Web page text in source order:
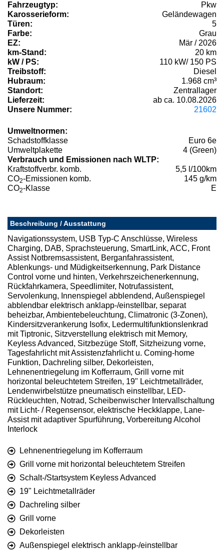
Fahrzeugtyp:
Pkw
Karosserieform:
Geländewagen
Türen:
5
Farbe:
Grau
EZ:
Mär / 2026
km-Stand:
20 km
kW / PS:
110 kW/ 150 PS
Treibstoff:
Diesel
Hubraum:
1.968 cm³
Standort:
Zentrallager
Lieferzeit:
ab ca. 10.08.2026
Unsere Nummer:
21602
Umweltnormen:
Schadstoffklasse
Euro 6e
Umweltplakette
4 (Green)
Verbrauch und Emissionen nach WLTP:
Kraftstoffverbr. komb.
5,5 l/100km
CO2-Emissionen komb.
145 g/km
CO2-Klasse E
Beschreibung / Ausstattung
Navigationssystem, USB Typ-C Anschlüsse, Wireless
Charging, DAB, Sprachsteuerung, SmartLink, ACC, Front
Assist Notbremsassistent, Berganfahrassistent,
Ablenkungs- und Müdigkeitserkennung, Park Distance
Control vorne und hinten, Verkehrszeichenerkennung,
Rückfahrkamera, Speedlimiter, Notrufassistent,
Servolenkung, Innenspiegel abblendend, Außenspiegel
abblendbar elektrisch anklapp-/einstellbar, separat
beheizbar, Ambientebeleuchtung, Climatronic (3-Zonen),
Kindersitzverankerung Isofix, Ledermultifunktionslenkrad
mit Tiptronic, Sitzverstellung elektrisch mit Memory,
Keyless Advanced, Sitzbezüge Stoff, Sitzheizung vorne,
Tagesfahrlicht mit Assistenzfahrlicht u. Coming-home
Funktion, Dachreling silber, Dekorleisten,
Lehnenentriegelung im Kofferraum, Grill vorne mit
horizontal beleuchtetem Streifen, 19" Leichtmetallräder,
Lendenwirbelstütze pneumatisch einstellbar, LED-
Rückleuchten, Notrad, Scheibenwischer Intervallschaltung
mit Licht- / Regensensor, elektrische Heckklappe, Lane-
Assist mit adaptiver Spurführung, Vorbereitung Alcohol
Interlock
Lehnenentriegelung im Kofferraum
Grill vorne mit horizontal beleuchtetem Streifen
Schalt-/Startsystem Keyless Advanced
19" Leichtmetallräder
Dachreling silber
Grill vorne
Dekorleisten
Außenspiegel elektrisch anklapp-/einstellbar